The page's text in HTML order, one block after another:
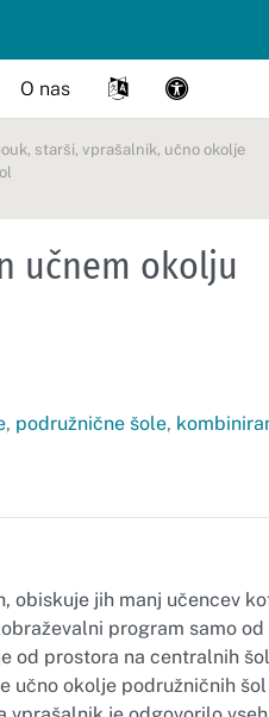
O nas
, starši, vprašalnik, učno okolje
učnem okolju
, podružnične šole,
obiskuje jih manj učencev
program samo
od prostora na centralnih
učno okolje podružničnih